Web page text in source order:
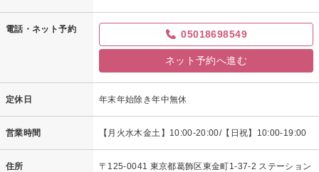
電話・ネット予約 05018698549
ネット予約へ進む
定休日 年末年始除き年中無休
営業時間 【月火水木金土】10:00-20:00/【日祝】10:00-19:00
住所
〒125-0041 東京都葛飾区東金町1-37-2 ステーション